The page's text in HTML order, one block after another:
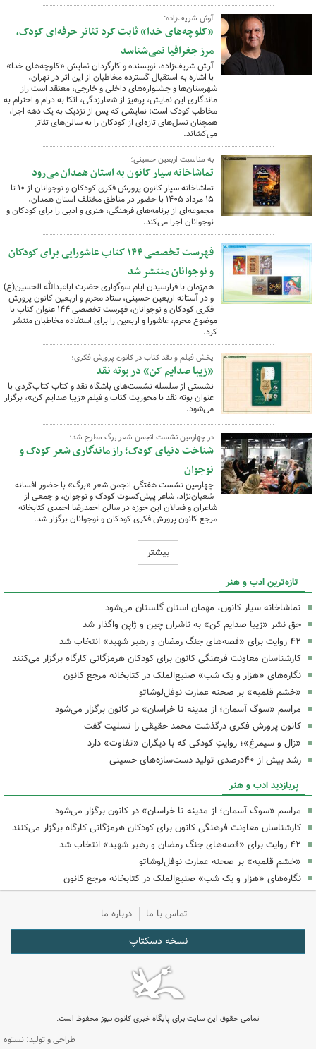
آرش شریف‌زاده:
«کلوچه‌های خدا» ثابت کرد تئاتر حرفه‌ای کودک،
مرز جغرافیا نمی‌شناسد
آرش شریف‌زاده، نویسنده و کارگردان نمایش «کلوچه‌های خدا»
با اشاره به استقبال گسترده مخاطبان از این اثر در تهران،
شهرستان‌ها و جشنواره‌های داخلی و خارجی، معتقد است راز
ماندگاری این نمایش، پرهیز از شعارزدگی، اتکا به درام و احترام به
مخاطب کودک است؛ نمایشی که پس از نزدیک به یک دهه اجرا،
همچنان نسل‌های تازه‌ای از کودکان را به سالن‌های تئاتر
می‌کشاند.
به مناسبت اربعین حسینی؛
تماشاخانه سیار کانون به استان همدان می‌رود
تماشاخانه سیار کانون پرورش فکری کودکان و نوجوانان از ۱۰ تا
۱۵ مرداد ۱۴۰۵ با حضور در مناطق مختلف استان همدان،
مجموعه‌ای از برنامه‌های فرهنگی، هنری و ادبی را برای کودکان و
نوجوانان اجرا می‌کند.
فهرست تخصصی ۱۴۴ کتاب عاشورایی برای کودکان
و نوجوانان منتشر شد
هم‌زمان با فرارسیدن ایام سوگواری حضرت اباعبدالله الحسین(ع)
و در آستانه اربعین حسینی، ستاد محرم و اربعین کانون پرورش
فکری کودکان و نوجوانان، فهرست تخصصی ۱۴۴ عنوان کتاب با
موضوع محرم، عاشورا و اربعین را برای استفاده مخاطبان منتشر
کرد.
پخش فیلم و نقد کتاب در کانون پرورش فکری؛
«زیبا صدایم کن» در بوته نقد
​نشستی از سلسله نشست‌های باشگاه نقد و کتاب کتاب‌گردی با
عنوان بوته نقد با محوریت کتاب و فیلم «زیبا صدایم کن»، برگزار
می‌شود.
در چهارمین نشست انجمن شعر برگ مطرح شد؛
شناخت دنیای کودک؛ راز ماندگاری شعر کودک و
نوجوان
چهارمین نشست هفتگی انجمن شعر «برگ» با حضور افسانه
شعبان‌نژاد، شاعر پیش‌کسوت کودک و نوجوان، و جمعی از
شاعران و فعالان این حوزه در سالن احمدرضا احمدی کتابخانه
مرجع کانون پرورش فکری کودکان و نوجوانان برگزار شد.
بیشتر
تازه‌ترین ادب و هنر
تماشاخانه سیار کانون، مهمان استان گلستان می‌شود
حق نشر «زیبا صدایم کن» به ناشران چین و ژاپن واگذار شد
۴۲ روایت برای «قصه‌های جنگ رمضان و رهبر شهید» انتخاب شد
کارشناسان معاونت فرهنگی کانون برای کودکان هرمزگانی کارگاه‌ برگزار می‌کنند
نگاره‌های «هزار و یک شب» صنیع‌الملک در کتابخانه مرجع کانون
«خشم قلمبه» بر صحنه عمارت نوفل‌لوشاتو
مراسم «سوگ آسمان؛ از مدینه تا خراسان» در کانون برگزار می‌شود
کانون پرورش فکری درگذشت محمد حقیقی را تسلیت گفت
«زال و سیمرغ»؛ روایتِ کودکی که با دیگران «تفاوت» دارد
رشد بیش از ۴۰درصدی تولید دست‌سازه‌های حسینی
پربازدید ادب و هنر
مراسم «سوگ آسمان؛ از مدینه تا خراسان» در کانون برگزار می‌شود
کارشناسان معاونت فرهنگی کانون برای کودکان هرمزگانی کارگاه‌ برگزار می‌کنند
۴۲ روایت برای «قصه‌های جنگ رمضان و رهبر شهید» انتخاب شد
«خشم قلمبه» بر صحنه عمارت نوفل‌لوشاتو
نگاره‌های «هزار و یک شب» صنیع‌الملک در کتابخانه مرجع کانون
تماس با ما درباره ما
نسخه دسکتاپ
تمامی حقوق این سایت برای پایگاه خبری کانون نیوز محفوظ است.
طراحی و تولید: نستوه